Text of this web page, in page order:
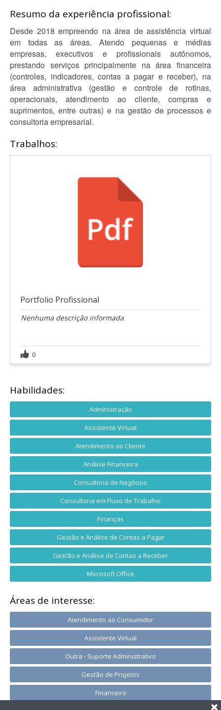
Resumo da experiência profissional:
Desde 2018 empreendo na área de assistência virtual
em todas as áreas. Atendo pequenas e médias
empresas, executivos e profissionais autônomos,
prestando serviços principalmente na área financeira
(controles, indicadores, contas a pagar e receber), na
área administrativa (gestão e controle de rotinas,
operacionais, atendimento ao cliente, compras e
suprimentos, entre outras) e na gestão de processos e
consultoria empresarial.
Trabalhos:
Portfolio Profissional
Nenhuma descrição informada
0
Habilidades:
Administração
Assistente Virtual
Atendimento ao Cliente
Análise Financeira
Consultoria de Negócios
Consultoria em Fluxo de Trabalho
Finanças
Gestão e Análise de Contas a Pagar
Gestão e Análise de Contas a Receber
Microsoft Office
Áreas de interesse:
Atendimento ao Consumidor
Assistente Virtual
Outra - Suporte Administrativo
Gestão de Projetos
Financeiro